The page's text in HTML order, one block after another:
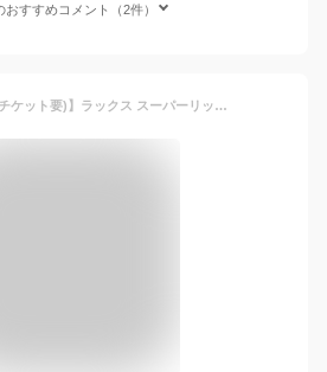
おすすめコメント（2件）
【最短当日お届け(チケット要)】ラックス スーパーリッチクリスタル マルチダメージリペア ヘアオイル 90ml 【ラックス(LUX)】 トリートメント・ヘアパック